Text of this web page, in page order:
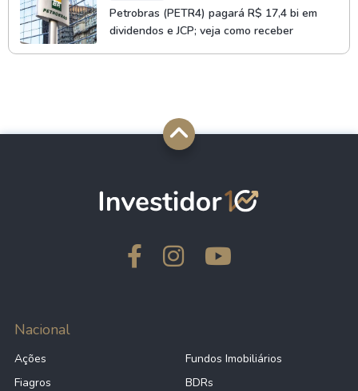
Petrobras (PETR4) pagará R$ 17,4 bi em
dividendos e JCP; veja como receber
Nacional
Ações
Fundos Imobiliários
Fiagros
BDRs